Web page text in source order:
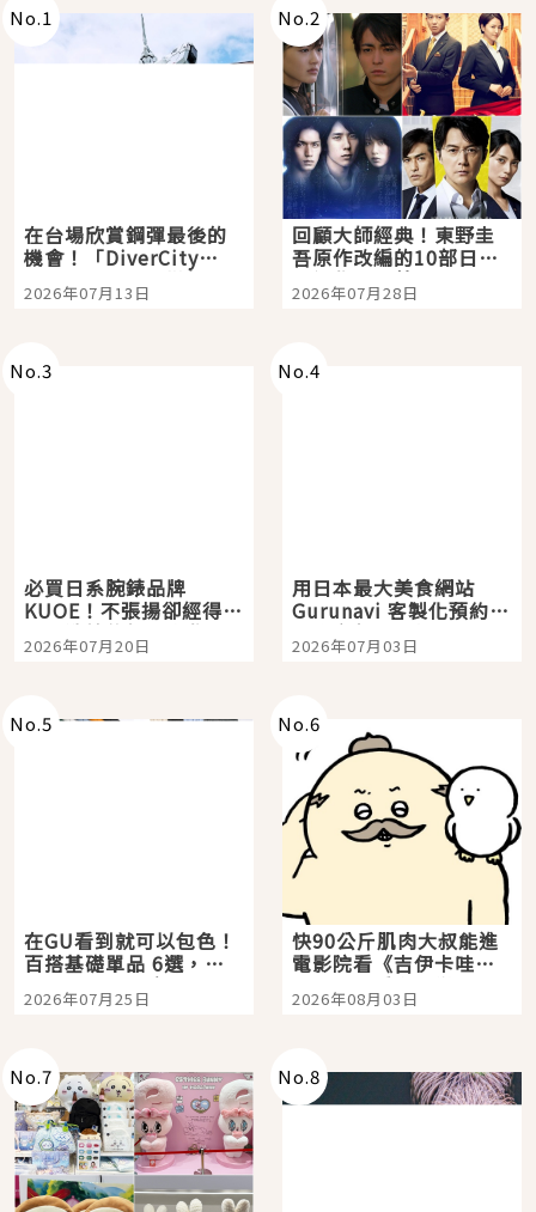
No.1
在台場欣賞鋼彈最後的
機會！「DiverCity
Tokyo Plaza」搭船、
購物、美食及夜景，一
2026年07月13日
No.2
回顧大師經典！東野圭
吾原作改編的10部日本
影視作品推薦
2026年07月28日
No.3
必買日系腕錶品牌
KUOE！不張揚卻經得起
時間洗鍊的經典之作五
選
2026年07月20日
No.4
用日本最大美食網站
Gurunavi 客製化預約九
大都市餐廳，打造專屬
美食體驗！
2026年07月03日
No.5
在GU看到就可以包色！
百搭基礎單品 6選，閉
眼全收也不心疼
2026年07月25日
No.6
快90公斤肌肉大叔能進
電影院看《吉伊卡哇》
嗎？日本重金屬樂團
「打首」會長與nagano
2026年08月03日
No.7 No.8